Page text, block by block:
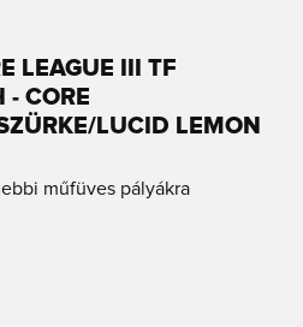
LEAGUE III TF
- CORE
LUCID LEMON
műfüves pályákra